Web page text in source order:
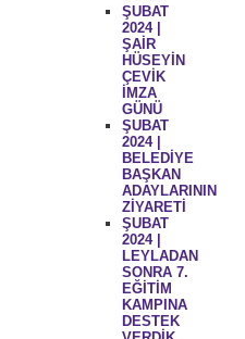
ŞUBAT
2024 |
ŞAİR
HÜSEYİN
ÇEVİK
İMZA
GÜNÜ
ŞUBAT
2024 |
BELEDİYE
BAŞKAN
ADAYLARININ
ZİYARETİ
ŞUBAT
2024 |
LEYLADAN
SONRA 7.
EĞİTİM
KAMPINA
DESTEK